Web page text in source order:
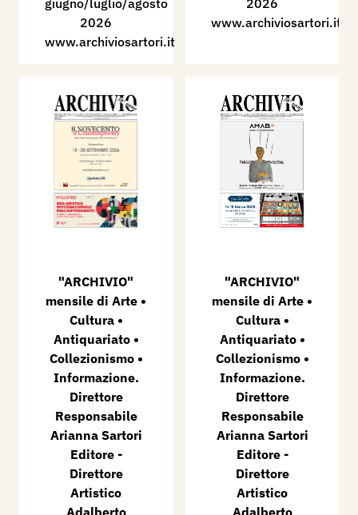
giugno/luglio/agosto
2026
www.archiviosartori.it
2026
www.archiviosartori.it
"ARCHIVIO"
mensile di Arte •
Cultura •
Antiquariato •
Collezionismo •
Informazione.
Direttore
Responsabile
Arianna Sartori
Editore -
Direttore
Artistico
Adalberto
"ARCHIVIO"
mensile di Arte •
Cultura •
Antiquariato •
Collezionismo •
Informazione.
Direttore
Responsabile
Arianna Sartori
Editore -
Direttore
Artistico
Adalberto